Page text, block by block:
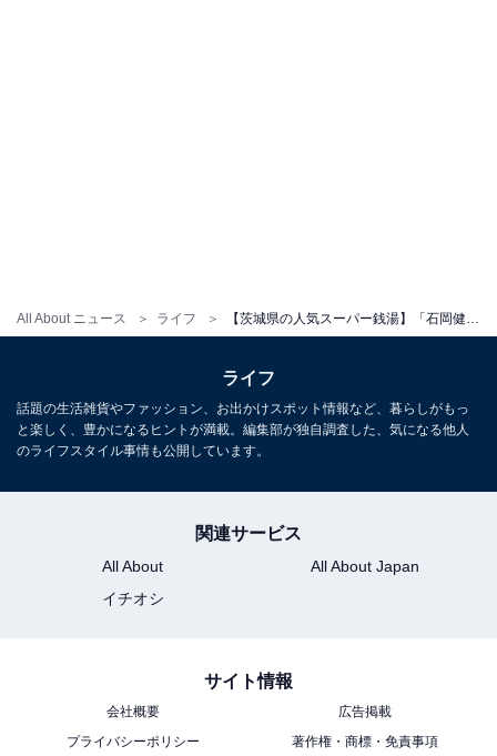
All About ニュース ライフ
宿泊可否
か、休憩室・仮眠室があり、22時間営業のため深夜24時
以降も滞在可能です）
【茨城県の人気日帰り温泉】「城里町健康増進
ウリュが楽しめる施設
ライフ
話題の生活雑貨やファッション、お出かけスポット情報など、暮らしがもっ
と楽しく、豊かになるヒントが満載。編集部が独自調査した、気になる他人
のライフスタイル事情も公開しています。
関連サービス
All About
All About Japan
イチオシ
サイト情報
会社概要
広告掲載
プライバシーポリシー
著作権・商標・免責事項